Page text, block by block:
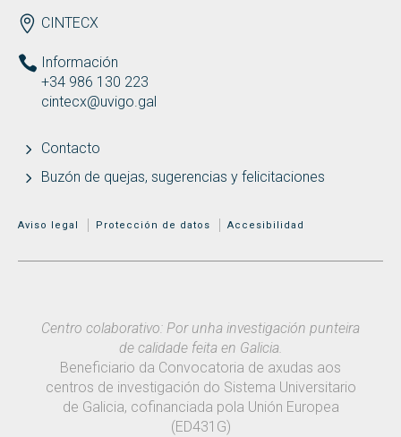
ENDEREZO ES
CINTECX
Información
+34 986 130 223
cintecx@uvigo.gal
Contacto
Buzón de quejas, sugerencias y felicitaciones
MENÚ ADICIONAL
Aviso legal Protección de datos Accesibilidad
Centro colaborativo: Por unha investigación punteira
de calidade feita en Galicia.
Beneficiario da Convocatoria de axudas aos
centros de investigación do Sistema Universitario
de Galicia, cofinanciada pola Unión Europea
(ED431G)